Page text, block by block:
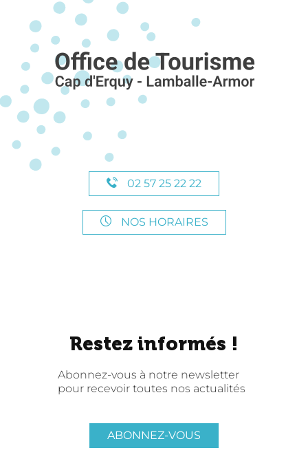
02 57 25 22 22
NOS HORAIRES
Restez informés !
Abonnez-vous à notre newsletter
pour recevoir toutes nos actualités
ABONNEZ-VOUS